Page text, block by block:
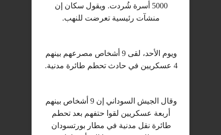
5000 أسرة شُردت. ويقول سكان إن
منشآت رئيسية تعرضت للنهب.
ويوم الأحد، لقى 9 أشخاص مصرعهم بينهم
4 عسكريين في حادث تحطم طائرة مدنية.
وقال الجيش السوداني إن 9 أشخاص بينهم
أربعة عسكريين لقوا حتفهم بعد تحطم
طائرة نقل مدنية في مطار بورتسودان